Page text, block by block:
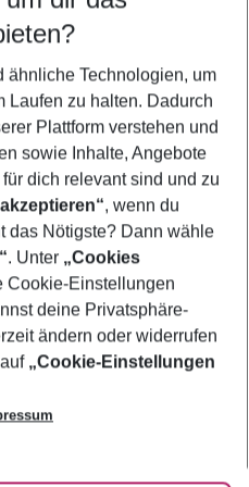
Nächte
ähnliche Technologien, um
Laufen zu halten. Dadurch
Plattform verstehen und
sowie Inhalte, Angebote
dich relevant sind und zu
, wenn du
das Nötigste? Dann wähle
. Unter „Cookies
Cookie-Einstellungen
deine Privatsphäre-
ändern oder widerrufen
„Cookie-Einstellungen